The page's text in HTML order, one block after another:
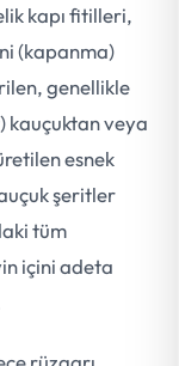
kapı fitilleri,
(kapanma)
genellikle
kauçuktan veya
esnek
şeritler
tüm
içini adeta